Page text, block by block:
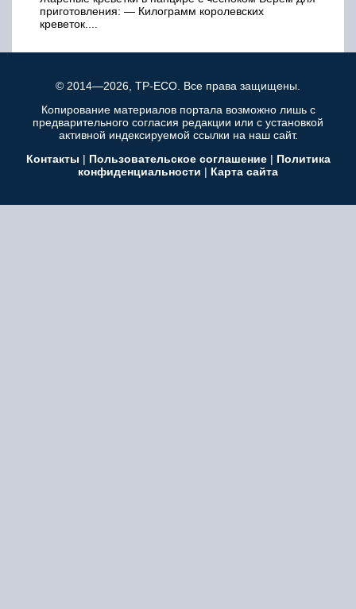
приготовления: — Килограмм королевских
креветок....
© 2014—2026, TP-ECO. Все права защищены.
Копирование материалов портала возможно лишь с
предварительного согласия редакции или с установкой
активной индексируемой ссылки на наш сайт.
Контакты | Пользовательское соглашение| Политика
конфиденциальности | Карта сайта